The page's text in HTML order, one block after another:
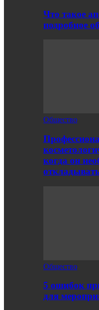
Что такое
подробное
Общество
когда он
Общество
5 ошибок
для